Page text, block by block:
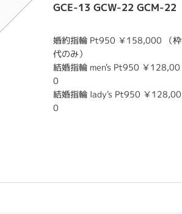
GCE-13 GCW-22 GCM-22
婚約指輪 Pt950 ￥158,000 （枠
代のみ）
結婚指輪 men's Pt950 ￥128,00
0
結婚指輪 lady's Pt950 ￥128,00
0